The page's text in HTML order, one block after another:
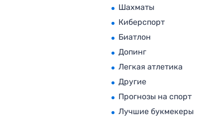
Шахматы
Киберспорт
Биатлон
Допинг
Легкая атлетика
Другие
Прогнозы на спорт
Лучшие букмекеры